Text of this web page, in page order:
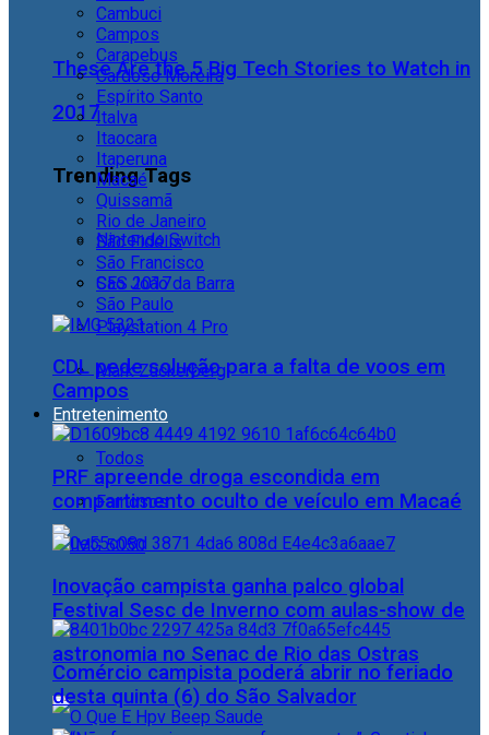
These Are the 5 Big Tech Stories to Watch in
2017
Trending Tags
Nintendo Switch
CES 2017
Playstation 4 Pro
Mark Zuckerberg
Entretenimento
Todos
Famosos
Festival Sesc de Inverno com aulas-show de
astronomia no Senac de Rio das Ostras
Cambuci
Campos
Carapebus
Cardoso Moreira
Espírito Santo
Italva
Itaocara
Itaperuna
Macaé
Quissamã
Rio de Janeiro
São Fidélis
São Francisco
São João da Barra
São Paulo
CDL pede solução para a falta de voos em
Campos
PRF apreende droga escondida em
compartimento oculto de veículo em Macaé
Inovação campista ganha palco global
Comércio campista poderá abrir no feriado
desta quinta (6) do São Salvador